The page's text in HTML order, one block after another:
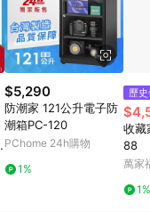
$5,290
防潮家 121公升電子防
潮箱PC-120
PChome 24h購物
1%
歷
收藏
88
萬家
1%